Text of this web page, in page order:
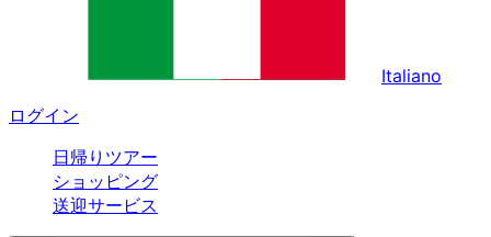
Italiano
ログイン
日帰りツアー
ショッピング
送迎サービス